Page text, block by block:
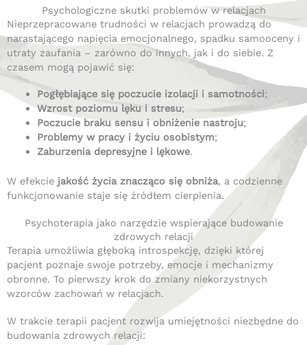
Psychologiczne skutki problemów w relacjach
Nieprzepracowane trudności w relacjach prowadzą do
narastającego napięcia emocjonalnego, spadku samooceny i
utraty zaufania – zarówno do innych, jak i do siebie. Z
czasem mogą pojawić się:
Pogłębiające się poczucie izolacji i samotności;
Wzrost poziomu lęku i stresu;
Poczucie braku sensu i obniżenie nastroju;
Problemy w pracy i życiu osobistym;
Zaburzenia depresyjne i lękowe.
W efekcie jakość życia znacząco się obniża, a codzienne
funkcjonowanie staje się źródłem cierpienia.
Psychoterapia jako narzędzie wspierające budowanie
zdrowych relacji
Terapia umożliwia głęboką introspekcję, dzięki której
pacjent poznaje swoje potrzeby, emocje i mechanizmy
obronne. To pierwszy krok do zmiany niekorzystnych
wzorców zachowań w relacjach.
W trakcie terapii pacjent rozwija umiejętności niezbędne do
budowania zdrowych relacji: